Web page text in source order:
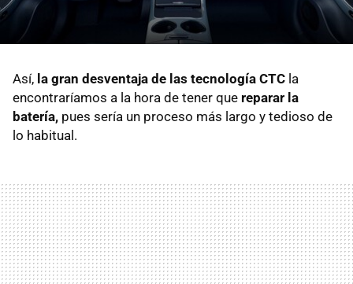
Así, la gran desventaja de las tecnología CTC la
encontraríamos a la hora de tener que reparar la
batería, pues sería un proceso más largo y tedioso de
lo habitual.